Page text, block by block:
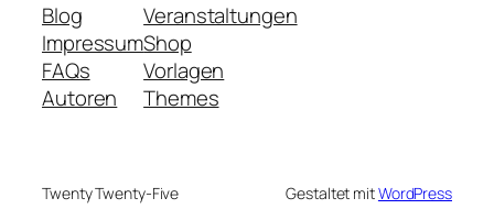
Blog
Impressum
FAQs
Autoren
Veranstaltungen
Shop
Vorlagen
Themes
Twenty Twenty-Five Gestaltet mitWordPress